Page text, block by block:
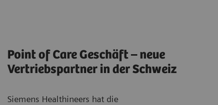
Point of Care Geschäft – neue
Vertriebspartner in der Schweiz
Siemens Healthineers hat die